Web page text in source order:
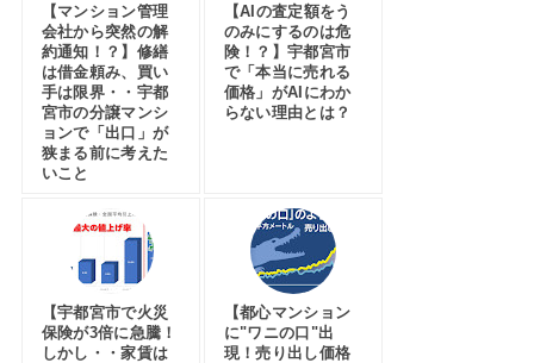
【マンション管理
会社から突然の解
約通知！？】修繕
は借金頼み、買い
手は限界・・宇都
宮市の分譲マンシ
ョンで「出口」が
狭まる前に考えた
いこと
【AIの査定額をう
のみにするのは危
険！？】宇都宮市
で「本当に売れる
価格」がAIにわか
らない理由とは？
【宇都宮市で火災
保険が3倍に急騰！
しかし・・家賃は
【都心マンション
に"ワニの口"出
現！売り出し価格